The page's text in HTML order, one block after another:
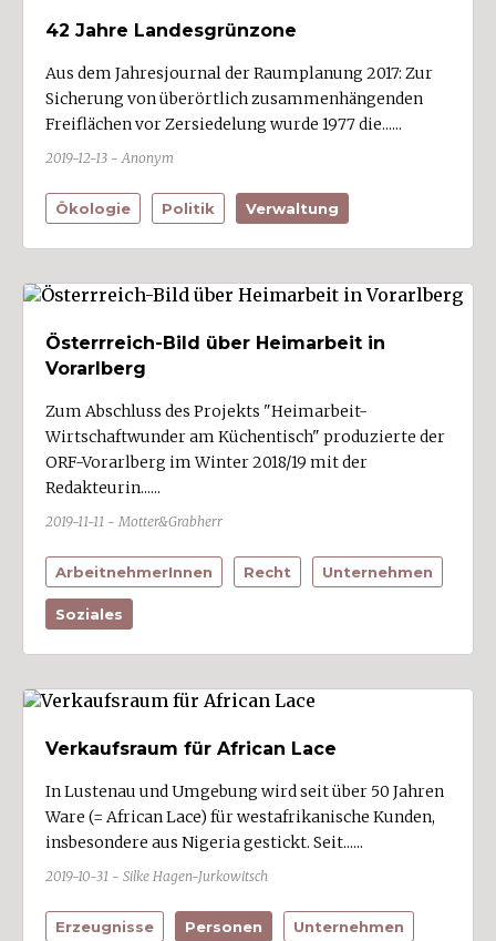
42 Jahre Landesgrünzone
Aus dem Jahresjournal der Raumplanung 2017: Zur
Sicherung von überörtlich zusammenhängenden
Freiflächen vor Zersiedelung wurde 1977 die......
2019-12-13 - Anonym
Ökologie Politik Verwaltung
Österrreich-Bild über Heimarbeit in
Vorarlberg
Zum Abschluss des Projekts "Heimarbeit-
Wirtschaftwunder am Küchentisch" produzierte der
ORF-Vorarlberg im Winter 2018/19 mit der
Redakteurin......
2019-11-11 - Motter&Grabherr
ArbeitnehmerInnen Recht Unternehmen
Soziales
Verkaufsraum für African Lace
In Lustenau und Umgebung wird seit über 50 Jahren
Ware (= African Lace) für westafrikanische Kunden,
insbesondere aus Nigeria gestickt. Seit......
2019-10-31 - Silke Hagen-Jurkowitsch
Erzeugnisse Personen Unternehmen